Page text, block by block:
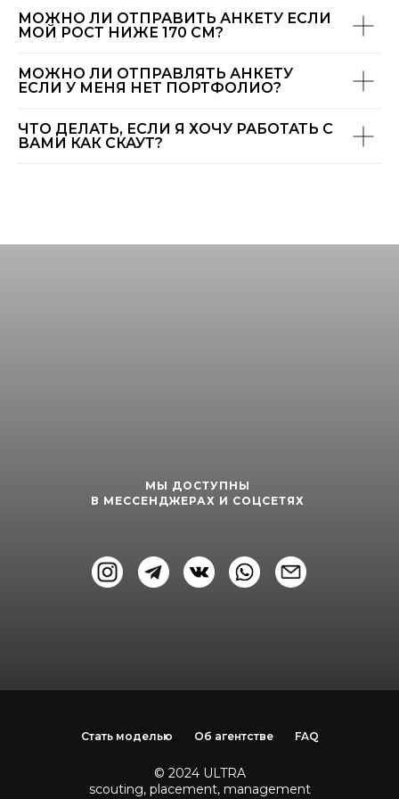
МОЖНО ЛИ ОТПРАВИТЬ АНКЕТУ ЕСЛИ
МОЙ РОСТ НИЖЕ 170 СМ?
МОЖНО ЛИ ОТПРАВЛЯТЬ АНКЕТУ
ЕСЛИ У МЕНЯ НЕТ ПОРТФОЛИО?
ЧТО ДЕЛАТЬ, ЕСЛИ Я ХОЧУ РАБОТАТЬ С
ВАМИ КАК СКАУТ?
МЫ ДОСТУПНЫ
В МЕССЕНДЖЕРАХ И СОЦСЕТЯХ
Стать моделью Об агентстве FAQ
© 2024 ULTRA
scouting, placement, management